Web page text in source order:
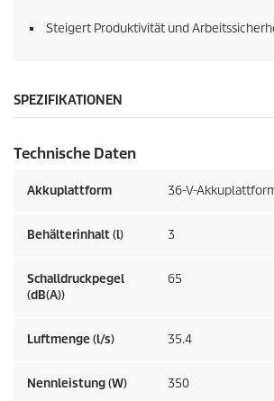
Steigert Produktivität und
SPEZIFIKATIONEN
Technische Daten
Akkuplattform 36-V-
Behälterinhalt (l) 3
Schalldruckpegel
(dB(A))
65
Luftmenge (l/s) 35.4
Nennleistung (W) 350